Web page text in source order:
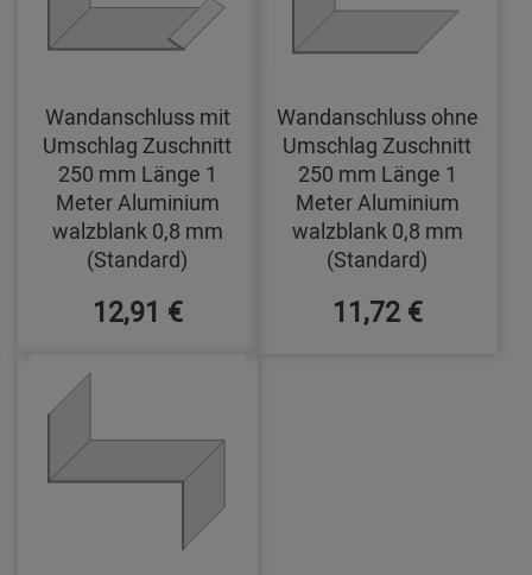
Wandanschluss mit
Umschlag Zuschnitt
250 mm Länge 1
Meter Aluminium
walzblank 0,8 mm
(Standard)
12,91 €
Wandanschluss ohne
Umschlag Zuschnitt
250 mm Länge 1
Meter Aluminium
walzblank 0,8 mm
(Standard)
11,72 €